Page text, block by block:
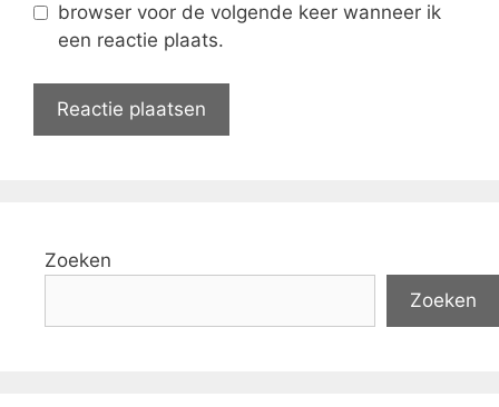
browser voor de volgende keer wanneer ik
een reactie plaats.
Zoeken
Zoeken